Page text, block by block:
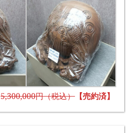
5,300,000円（税込）【売約済】